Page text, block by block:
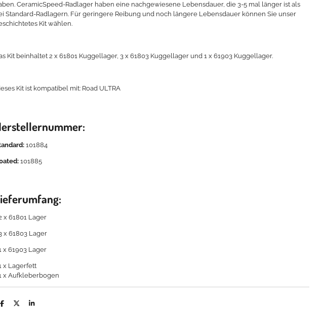
CeramicSpeed-Radlager haben eine nachgewiesene Lebensdauer, die 3-5 mal länger ist als
Standard-Radlagern. Für geringere Reibung und noch längere Lebensdauer können Sie unser
Kit wählen.
Kit beinhaltet 2 x 61801 Kuggellager, 3 x 61803 Kuggellager und 1 x 61903 Kuggellager.
Kit ist kompatibel mit: Road ULTRA
101884
101885
x 61801 Lager
x 61803 Lager
x 61903 Lager
x Lagerfett
x Aufkleberbogen
T
T
T